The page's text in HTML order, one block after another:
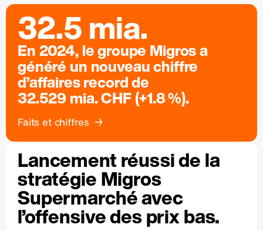
32.5 mia.
En 2024, le groupe Migros a
généré un nouveau chiffre
d’affaires record de
32.529 mia. CHF (+1.8 %).
Faits et chiffres
Lancement réussi de la
stratégie Migros
Supermarché avec
l’offensive des prix bas.